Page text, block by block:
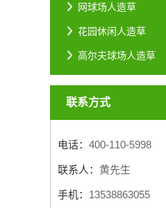
网球场人造草
花园休闲人造草
高尔夫球场人造草
联系方式
电话： 400-110-5998
联系人： 黄先生
手机： 13538863055